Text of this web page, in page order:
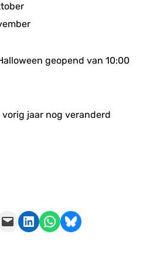
geopend van 10:00
vorig jaar nog veranderd
Deze pagina e-mailen Delen op LinkedIn Delen via WhatsApp Share on Bluesky